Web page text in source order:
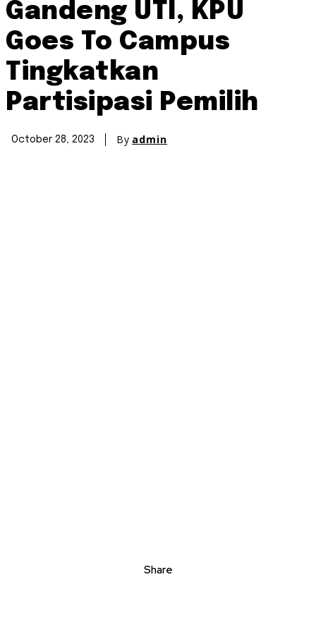
Gandeng UTI, KPU
Goes To Campus
Tingkatkan
Partisipasi Pemilih
October 28, 2023 By admin
Share